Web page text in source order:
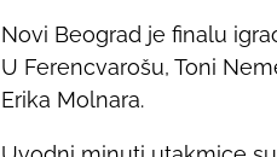
Novi Beograd je finalu
U Ferencvarošu, Toni
Erika Molnara.